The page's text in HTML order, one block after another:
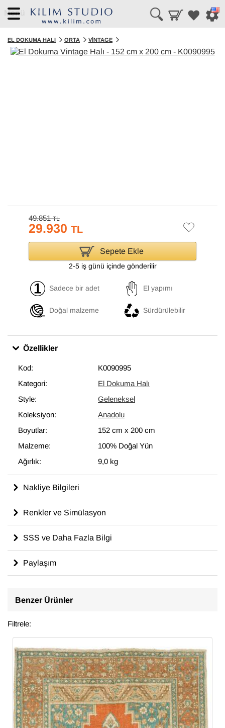
Menü
EL DOKUMA HALI ORTA VINTAGE
49.851TL
29.930 TL
Sepete Ekle
2-5 iş günü içinde gönderilir
Sadece bir adet El yapımı
Doğal malzeme Sürdürülebilir
Özellikler
Kod:
K0090995
Kategori:
El Dokuma Halı
Style:
Geleneksel
Koleksiyon:
Anadolu
Boyutlar:
152 cm x 200 cm
Malzeme:
100% Doğal Yün
Ağırlık:
9,0 kg
Nakliye Bilgileri
Renkler ve Simülasyon
SSS ve Daha Fazla Bilgi
Paylaşım
Benzer Ürünler
Filtrele: